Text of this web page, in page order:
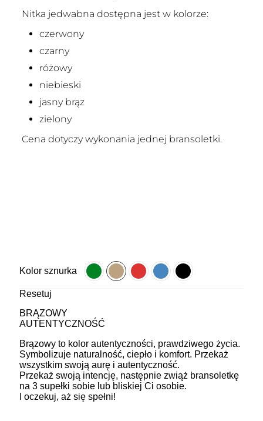
Nitka jedwabna dostępna jest w kolorze:
czerwony
czarny
różowy
niebieski
jasny brąz
zielony
Cena dotyczy wykonania jednej bransoletki.
Kolor sznurka
Resetuj
BRĄZOWY
AUTENTYCZNOŚĆ
Brązowy to kolor autentyczności, prawdziwego życia.
Symbolizuje naturalność, ciepło i komfort. Przekaż
wszystkim swoją aurę i autentyczność.
Przekaż swoją intencję, następnie zwiąż bransoletkę
na 3 supełki sobie lub bliskiej Ci osobie.
I oczekuj, aż się spełni!